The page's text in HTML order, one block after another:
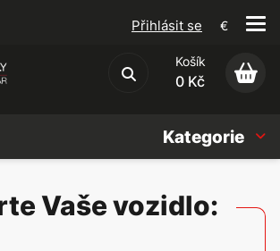
Obchodní podmínky
Přihlásit se €
Košík
0 Kč
Kategorie
Vaše vozidlo: